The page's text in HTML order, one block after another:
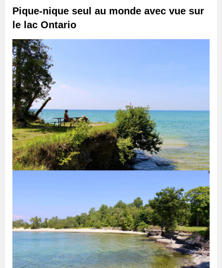
Pique-nique seul au monde avec vue sur
le lac Ontario